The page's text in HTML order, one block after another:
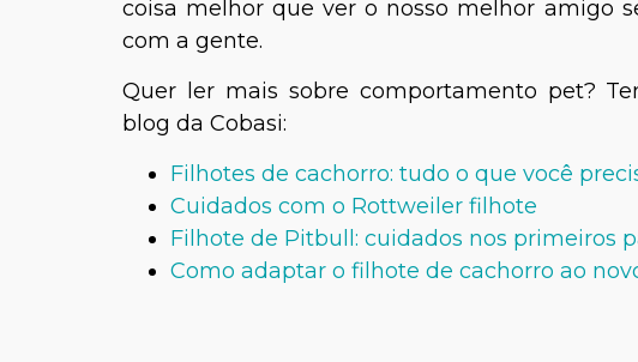
coisa melhor que ver o nosso melhor amigo
com a gente.
Quer ler mais sobre comportamento pet?
blog da Cobasi:
Filhotes de cachorro: tudo o que você
Cuidados com o Rottweiler filhote
Filhote de Pitbull: cuidados nos primeiros
Como adaptar o filhote de cachorro ao